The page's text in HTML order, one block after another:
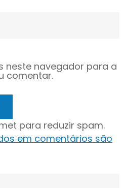
neste navegador para a
comentar.
para reduzir spam.
em comentários são